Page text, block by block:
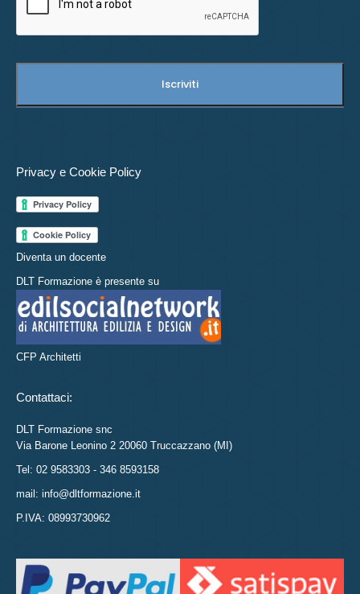
Privacy e Cookie Policy
Diventa un docente
DLT Formazione è presente su
CFP Architetti
Contattaci:
DLT Formazione snc
Via Barone Leonino 2 20060 Truccazzano (MI)
Tel: 02 9583303 - 346 8593158
mail: info@dltformazione.it
P.IVA: 08993730962